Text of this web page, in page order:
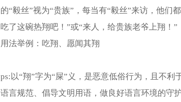
的“毅丝”视为“贵族”，每当有“毅丝”来访，他们
吃了这碗热翔吧！”或“来人，给贵族老爷上翔！”
用法举例：吃翔、愿闻其翔
ps:以“翔”字为“屎”义，是恶意低俗行为，且不利
语言规范、倡导文明用语，做良好语言环境的守护